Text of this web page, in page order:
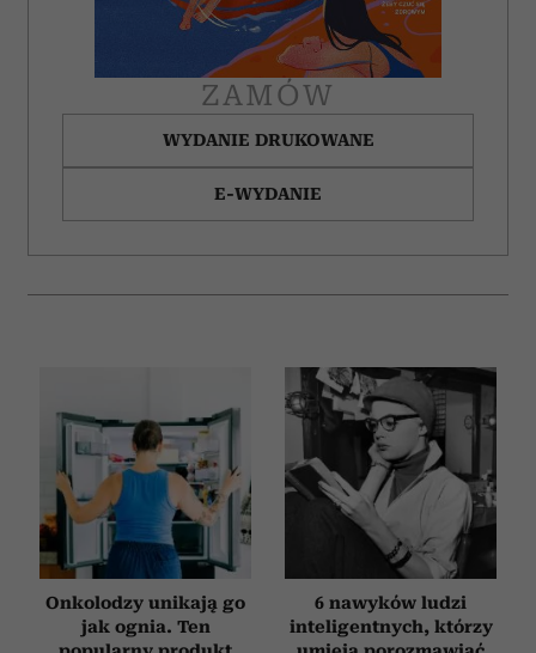
ZAMÓW
WYDANIE DRUKOWANE
E-WYDANIE
Onkolodzy unikają go
jak ognia. Ten
6 nawyków ludzi
inteligentnych, którzy